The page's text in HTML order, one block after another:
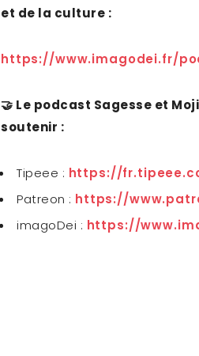
et de la culture :
https://www.imagodei.fr/
🤝 Le podcast Sagesse et
soutenir :
Tipeee : https://
Patreon : https://
imagoDei : https://